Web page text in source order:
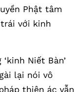
Phật tâm
với kinh
Niết Bàn’
lại nói vô
thiện ác vẫn